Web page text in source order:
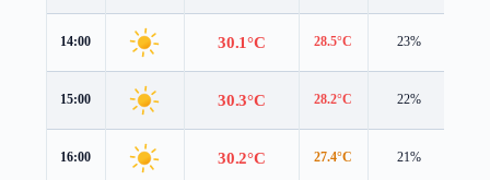
14:00 30.1°C 28.5°C 23%
15:00 30.3°C 28.2°C 22%
16:00 30.2°C 27.4°C 21%